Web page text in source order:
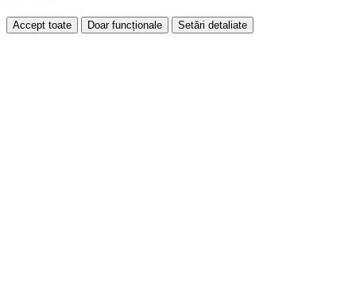
Accept toate Doar funcționale Setări detaliate